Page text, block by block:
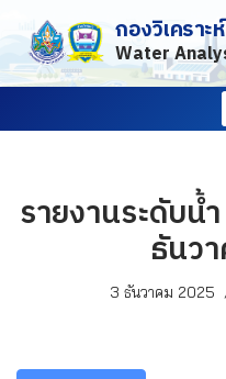
Skip
to
กองวิเคราะ
Water
รายงานระดับน้
ธันว
3 ธันวาคม 2025